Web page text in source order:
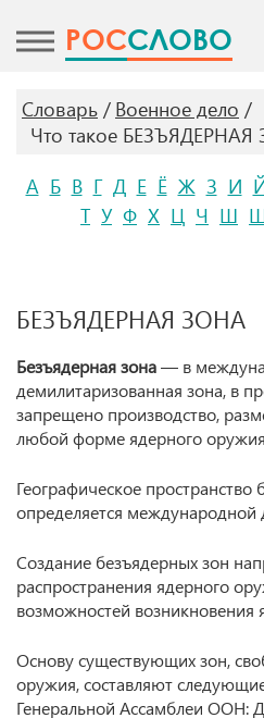
POCСЛОВО
Словарь
Военное дело
Что такое БЕЗЪЯДЕРНАЯ
А Б В Г Д Е Ё Ж З И
Т У Ф Х Ц Ч Ш
БЕЗЪЯДЕРНАЯ ЗОНА
Безъядерная зона— в
демилитаризованная зона, в
запрещено производство,
любой форме ядерного
Географическое пространство
определяется международной
Создание безъядерных зон
распространения ядерного
возможностей возникновения
Основу существующих зон,
оружия, составляют
Генеральной Ассамблеи ООН: